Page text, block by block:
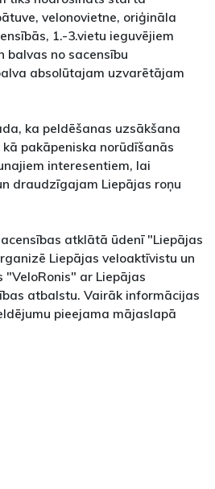
velonovietne, oriģināla
1.-3.vietu ieguvējiem
balvas no sacensību
absolūtajam uzvarētājam
ka peldēšanas uzsākšana
pakāpeniska norūdīšanās
interesentiem, lai
draudzīgajam Liepājas roņu
atklātā ūdenī "Liepājas
Liepājas veloaktīvistu un
ar Liepājas
atbalstu. Vairāk informācijas
pieejama mājaslapā